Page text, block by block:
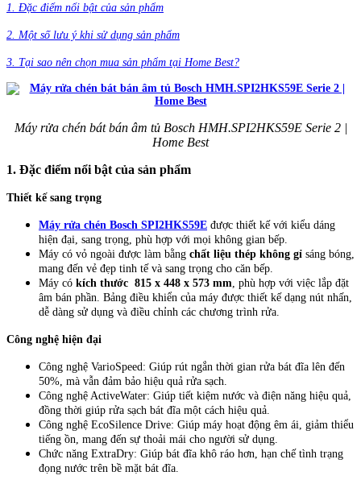
1. Đặc điểm nổi bật của sản phẩm
2. Một số lưu ý khi sử dụng sản phẩm
3. Tại sao nên chọn mua sản phẩm tại Home Best?
Máy rửa chén bát bán âm tủ Bosch HMH.SPI2HKS59E Serie 2 |
Home Best
1. Đặc điểm nổi bật của sản phẩm
Thiết kế sang trọng
Máy rửa chén Bosch SPI2HKS59E được thiết kế với kiểu dáng
hiện đại, sang trọng, phù hợp với mọi không gian bếp.
Máy có vỏ ngoài được làm bằng chất liệu thép không gỉ sáng bóng,
mang đến vẻ đẹp tinh tế và sang trọng cho căn bếp.
Máy có kích thước 815 x 448 x 573 mm , phù hợp với việc lắp đặt
âm bán phần. Bảng điều khiển của máy được thiết kế dạng nút nhấn,
dễ dàng sử dụng và điều chỉnh các chương trình rửa.
Công nghệ hiện đại
Công nghệ VarioSpeed: Giúp rút ngắn thời gian rửa bát đĩa lên đến
50%, mà vẫn đảm bảo hiệu quả rửa sạch.
Công nghệ ActiveWater: Giúp tiết kiệm nước và điện năng hiệu quả,
đồng thời giúp rửa sạch bát đĩa một cách hiệu quả.
Công nghệ EcoSilence Drive: Giúp máy hoạt động êm ái, giảm thiểu
tiếng ồn, mang đến sự thoải mái cho người sử dụng.
Chức năng ExtraDry: Giúp bát đĩa khô ráo hơn, hạn chế tình trạng
đọng nước trên bề mặt bát đĩa.